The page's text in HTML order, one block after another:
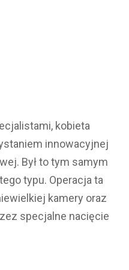
kobieta
innowacyjnej
Był to tym samym
typu. Operacja ta
kamery oraz
specjalne nacięcie